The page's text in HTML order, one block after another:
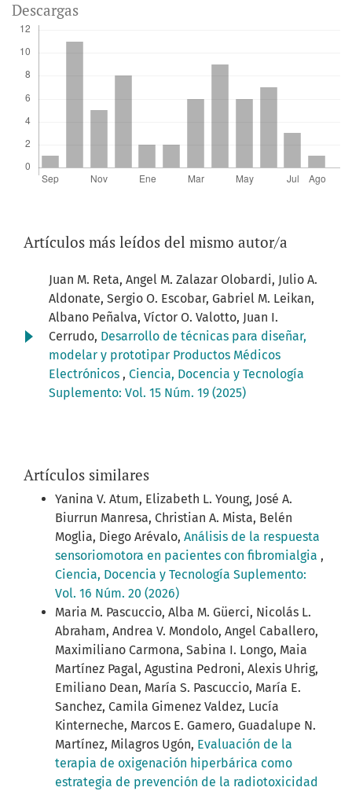
Descargas
Artículos más leídos del mismo autor/a
Juan M. Reta, Angel M. Zalazar Olobardi, Julio A.
Aldonate, Sergio O. Escobar, Gabriel M. Leikan,
Albano Peñalva, Víctor O. Valotto, Juan I.
Cerrudo, Desarrollo de técnicas para diseñar,
modelar y prototipar Productos Médicos
Electrónicos , Ciencia, Docencia y Tecnología
Suplemento: Vol. 15 Núm. 19 (2025)
Artículos similares
Yanina V. Atum, Elizabeth L. Young, José A.
Biurrun Manresa, Christian A. Mista, Belén
Moglia, Diego Arévalo, Análisis de la respuesta
sensoriomotora en pacientes con fibromialgia ,
Ciencia, Docencia y Tecnología Suplemento:
Vol. 16 Núm. 20 (2026)
Maria M. Pascuccio, Alba M. Güerci, Nicolás L.
Abraham, Andrea V. Mondolo, Angel Caballero,
Maximiliano Carmona, Sabina I. Longo, Maia
Martínez Pagal, Agustina Pedroni, Alexis Uhrig,
Emiliano Dean, María S. Pascuccio, María E.
Sanchez, Camila Gimenez Valdez, Lucía
Kinterneche, Marcos E. Gamero, Guadalupe N.
Martínez, Milagros Ugón, Evaluación de la
terapia de oxigenación hiperbárica como
estrategia de prevención de la radiotoxicidad